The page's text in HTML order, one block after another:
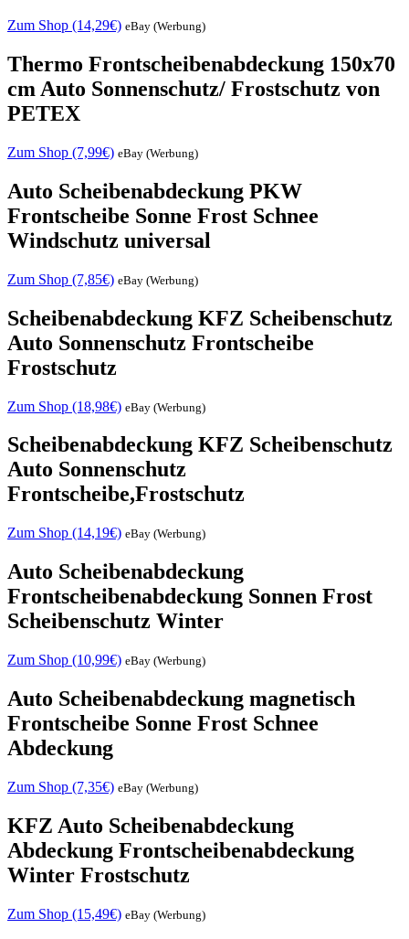
Zum Shop (14,29€) eBay (Werbung)
Thermo Frontscheibenabdeckung 150x70
cm Auto Sonnenschutz/ Frostschutz von
PETEX
Zum Shop (7,99€) eBay (Werbung)
Auto Scheibenabdeckung PKW
Frontscheibe Sonne Frost Schnee
Windschutz universal
Zum Shop (7,85€) eBay (Werbung)
Scheibenabdeckung KFZ Scheibenschutz
Auto Sonnenschutz Frontscheibe
Frostschutz
Zum Shop (18,98€) eBay (Werbung)
Scheibenabdeckung KFZ Scheibenschutz
Auto Sonnenschutz
Frontscheibe,Frostschutz
Zum Shop (14,19€) eBay (Werbung)
Auto Scheibenabdeckung
Frontscheibenabdeckung Sonnen Frost
Scheibenschutz Winter
Zum Shop (10,99€) eBay (Werbung)
Auto Scheibenabdeckung magnetisch
Frontscheibe Sonne Frost Schnee
Abdeckung
Zum Shop (7,35€) eBay (Werbung)
KFZ Auto Scheibenabdeckung
Abdeckung Frontscheibenabdeckung
Winter Frostschutz
Zum Shop (15,49€) eBay (Werbung)